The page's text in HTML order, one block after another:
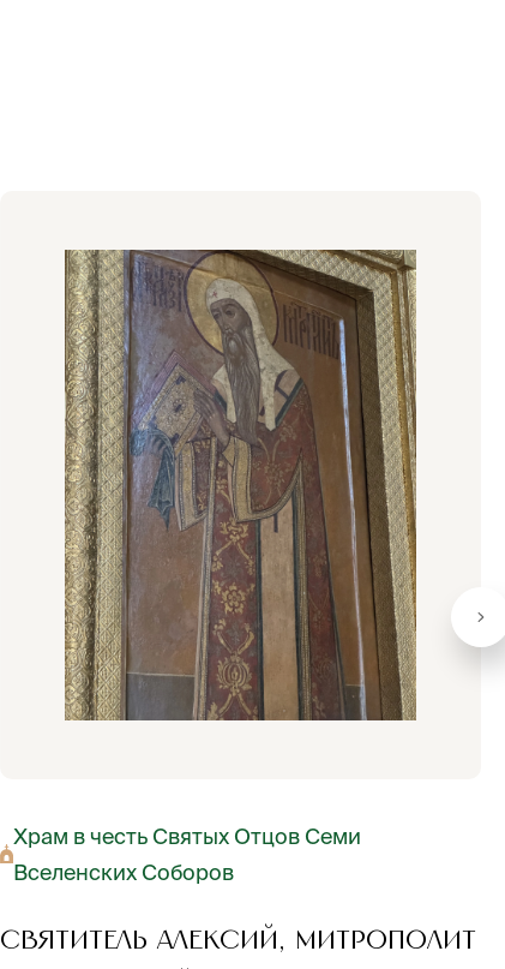
Храм в честь Святых Отцов Семи
Вселенских Соборов
Святитель Алексий, митрополит